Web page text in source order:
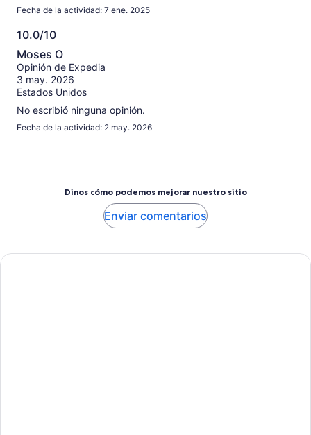
Fecha de la actividad: 7 ene. 2025
10.0/10
10.0
de
10
Moses O
Opinión de Expedia
3 may. 2026
Estados Unidos
No escribió ninguna opinión.
Fecha de la actividad: 2 may. 2026
Dinos cómo podemos mejorar nuestro sitio
Enviar comentarios